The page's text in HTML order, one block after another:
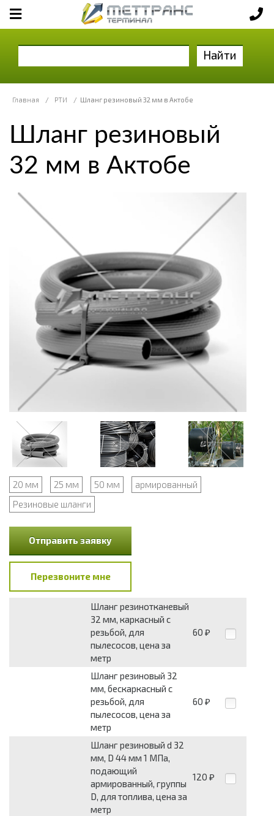
Найти
Главная / РТИ / Шланг резиновый 32 мм в Актобе
Шланг резиновый
32 мм в Актобе
20 мм 25 мм 50 мм
армированный
Резиновые шланги
Отправить заявку
Перезвоните мне
Шланг резинотканевый
32 мм, каркасный с
резьбой, для
пылесосов, цена за
метр
60 ₽
Шланг резиновый 32
мм, бескаркасный с
резьбой, для
пылесосов, цена за
метр
60 ₽
Шланг резиновый d 32
мм, D 44 мм 1 МПа,
подающий
армированный, группы
D, для топлива, цена за
метр
120 ₽